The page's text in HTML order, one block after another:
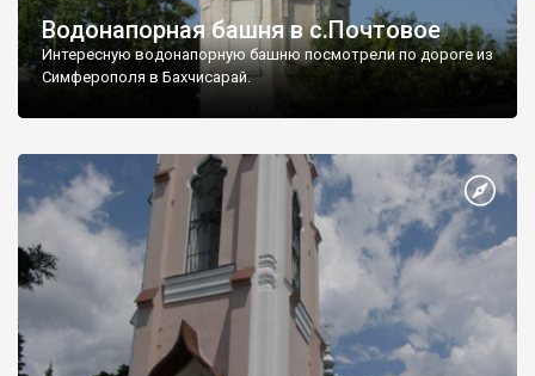
Водонапорная башня в с.Почтовое
Интересную водонапорную башню посмотрели по дороге из
Симферополя в Бахчисарай.